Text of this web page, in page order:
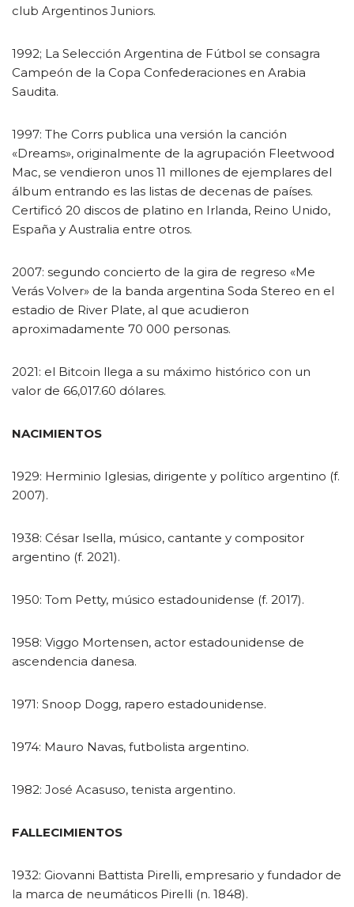
club Argentinos Juniors.
1992; La Selección Argentina de Fútbol se consagra
Campeón de la Copa Confederaciones en Arabia
Saudita.
1997: The Corrs publica una versión la canción
«Dreams», originalmente de la agrupación Fleetwood
Mac, se vendieron unos 11 millones de ejemplares del
álbum entrando es las listas de decenas de países.
Certificó 20 discos de platino en Irlanda, Reino Unido,
España y Australia entre otros.
2007: segundo concierto de la gira de regreso «Me
Verás Volver» de la banda argentina Soda Stereo en el
estadio de River Plate, al que acudieron
aproximadamente 70 000 personas.
2021: el Bitcoin llega a su máximo histórico con un
valor de 66,017.60 dólares.
NACIMIENTOS
1929: Herminio Iglesias, dirigente y político argentino (f.
2007).
1938: César Isella, músico, cantante y compositor
argentino (f. 2021).
1950: Tom Petty, músico estadounidense (f. 2017).
1958: Viggo Mortensen, actor estadounidense de
ascendencia danesa.
1971: Snoop Dogg, rapero estadounidense.
1974: Mauro Navas, futbolista argentino.
1982: José Acasuso, tenista argentino.
FALLECIMIENTOS
1932: Giovanni Battista Pirelli, empresario y fundador de
la marca de neumáticos Pirelli (n. 1848).